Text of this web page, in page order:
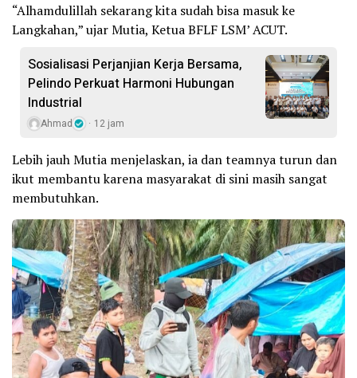
“Alhamdulillah sekarang kita sudah bisa masuk ke
Langkahan,” ujar Mutia, Ketua BFLF LSM’ ACUT.
Sosialisasi Perjanjian Kerja Bersama,
Pelindo Perkuat Harmoni Hubungan
Industrial
Ahmad 12 jam
Lebih jauh Mutia menjelaskan, ia dan teamnya turun dan
ikut membantu karena masyarakat di sini masih sangat
membutuhkan.